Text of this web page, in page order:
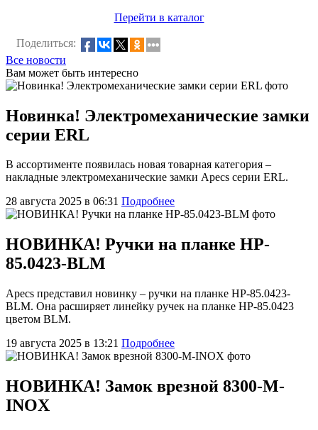
Перейти в каталог
Поделиться:
Все новости
Вам может быть интересно
Новинка! Электромеханические замки
серии ERL
В ассортименте появилась новая товарная категория –
накладные электромеханические замки Apecs серии ERL.
28 августа 2025 в 06:31 Подробнее
НОВИНКА! Ручки на планке HP-
85.0423-BLM
Apecs представил новинку – ручки на планке HP-85.0423-
BLM. Она расширяет линейку ручек на планке HP-85.0423
цветом BLM.
19 августа 2025 в 13:21 Подробнее
НОВИНКА! Замок врезной 8300-M-
INOX